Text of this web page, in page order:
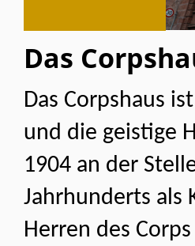
Das
Das Corpshaus
und die geistige
1904 an der
Jahrhunderts als
Herren des